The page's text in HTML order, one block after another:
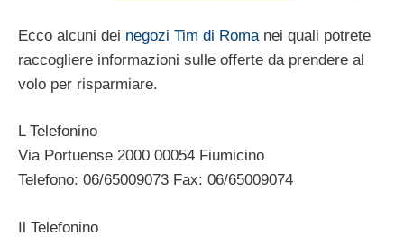
Ecco alcuni dei negozi Tim di Roma nei quali potrete
raccogliere informazioni sulle offerte da prendere al
volo per risparmiare.
L Telefonino
Via Portuense 2000 00054 Fiumicino
Telefono: 06/65009073 Fax: 06/65009074
Il Telefonino